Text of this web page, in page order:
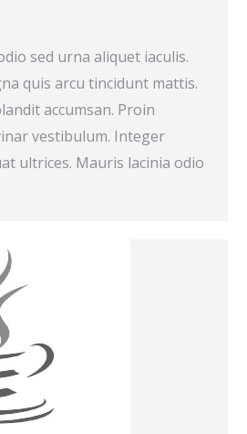
sed urna aliquet iaculis.
quis arcu tincidunt mattis.
accumsan. Proin
vestibulum. Integer
ultrices. Mauris lacinia odio